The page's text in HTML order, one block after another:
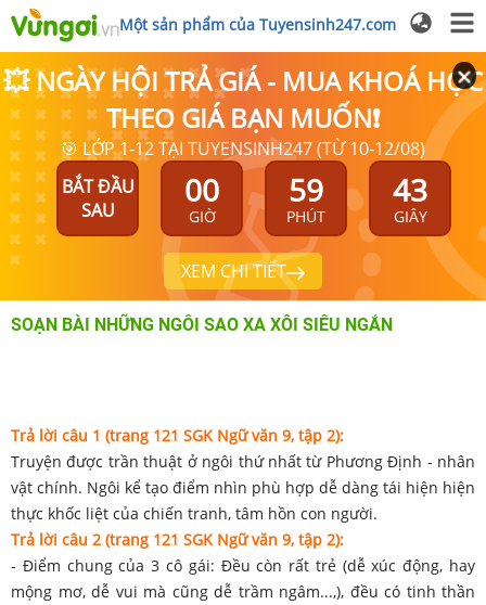
Một sản phẩm của Tuyensinh247.com
💥 NGÀY HỘI TRẢ GIÁ - MUA KHOÁ HỌC
THEO GIÁ BẠN MUỐN❗
🎯 LỚP 1-12 TẠI TUYENSINH247 (TỪ 10-12/08)
BẮT ĐẦU
SAU
00
GIỜ
59
PHÚT
43
GIÂY
XEM CHI TIẾT
SOẠN BÀI NHỮNG NGÔI SAO XA XÔI SIÊU NGẮN
Trả lời câu 1 (trang 121 SGK Ngữ văn 9, tập 2):
Truyện được trần thuật ở ngôi thứ nhất từ Phương Định - nhân
vật chính. Ngôi kể tạo điểm nhìn phù hợp dễ dàng tái hiện hiện
thực khốc liệt của chiến tranh, tâm hồn con người.
Trả lời câu 2 (trang 121 SGK Ngữ văn 9, tập 2):
- Điểm chung của 3 cô gái: Đều còn rất trẻ (dễ xúc động, hay
mộng mơ, dễ vui mà cũng dễ trầm ngâm...,), đều có tinh thần